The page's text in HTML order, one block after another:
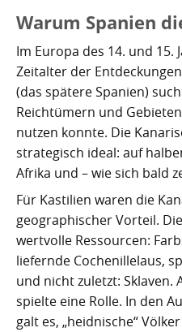
Warum Spanien
Im Europa des 14. und
Zeitalter der
(das spätere Spanien)
Reichtümern und
nutzen konnte. Die
strategisch ideal: auf
Afrika und – wie sich bald
Für Kastilien waren die
geographischer Vorteil.
wertvolle Ressourcen:
liefernde Cochenillelaus,
und nicht zuletzt: Sklaven.
spielte eine Rolle. In den
galt es, „heidnische“